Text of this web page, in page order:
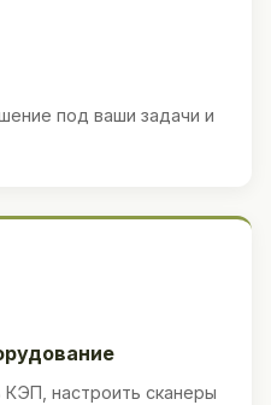
под ваши задачи и
настроить сканеры